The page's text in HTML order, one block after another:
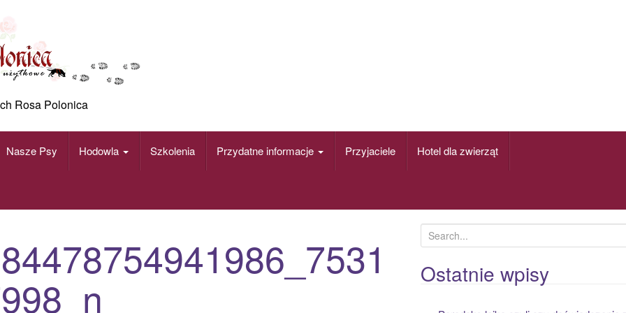
Rosa Polonica
Nasze Psy Hodowla Szkolenia Przydatne informacje Przyjaciele Hotel dla zwierząt
e
a
r
Ostatnie wpisy